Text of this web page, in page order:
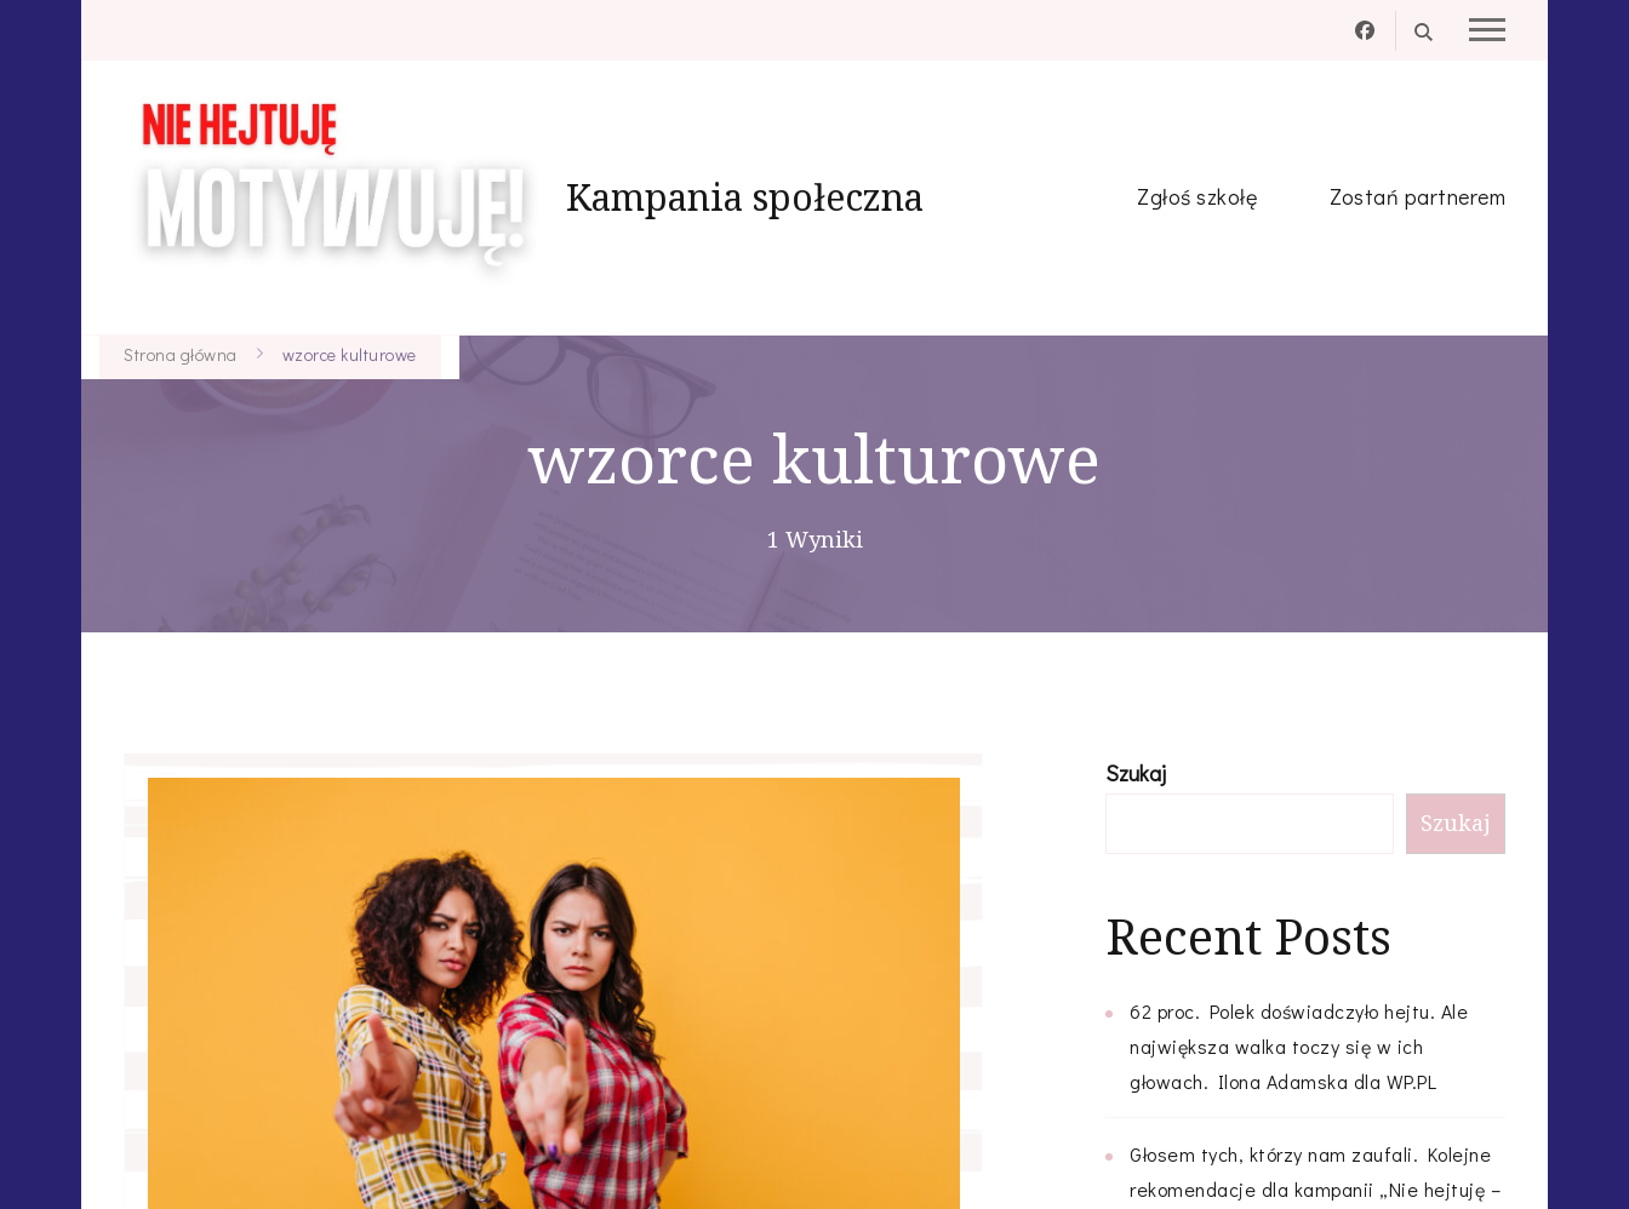
Kampania społeczna Zgłoś szkołę Zostań partnerem
Strona główna wzorce kulturowe
wzorce kulturowe
1 Wyniki
Szukaj
Szukaj
Recent Posts
62 proc. Polek doświadczyło hejtu. Ale
największa walka toczy się w ich
głowach. Ilona Adamska dla WP.PL
Głosem tych, którzy nam zaufali. Kolejne
rekomendacje dla kampanii „Nie hejtuję –